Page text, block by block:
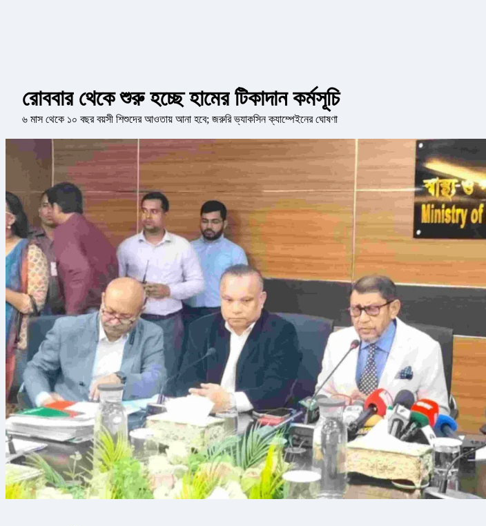
রোববার থেকে শুরু হচ্ছে হামের টিকাদান কর্মসূচি
৬ মাস থেকে ১০ বছর বয়সী শিশুদের আওতায় আনা হবে; জরুরি ভ্যাকসিন ক্যাম্পেইনের ঘোষণা